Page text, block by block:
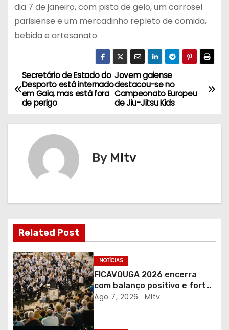
dia 7 de janeiro, com pista de gelo, um carrosel
parisiense e um mercadinho repleto de comida,
bebida e artesanato.
N
a
v
ç
ã
o
d
e
a
Jovem gaiense
destacou-se no
Campeonato Europeu
de Jiu-Jitsu Kids
Secretário de Estado do
Desporto está internado
em Gaia, mas está fora
de perigo
By MItv
Related Post
NOTÍCIAS
FICAVOUGA 2026 encerra
com balanço positivo e forte
adesão da comunidade
Ago 7, 2026 MItv